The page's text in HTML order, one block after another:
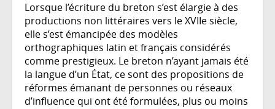
Lorsque l’écriture du breton s’est élargie à des
productions non littéraires vers le XVIIe siècle,
elle s’est émancipée des modèles
orthographiques latin et français considérés
comme prestigieux. Le breton n’ayant jamais été
la langue d’un État, ce sont des propositions de
réformes émanant de personnes ou réseaux
d’influence qui ont été formulées, plus ou moins